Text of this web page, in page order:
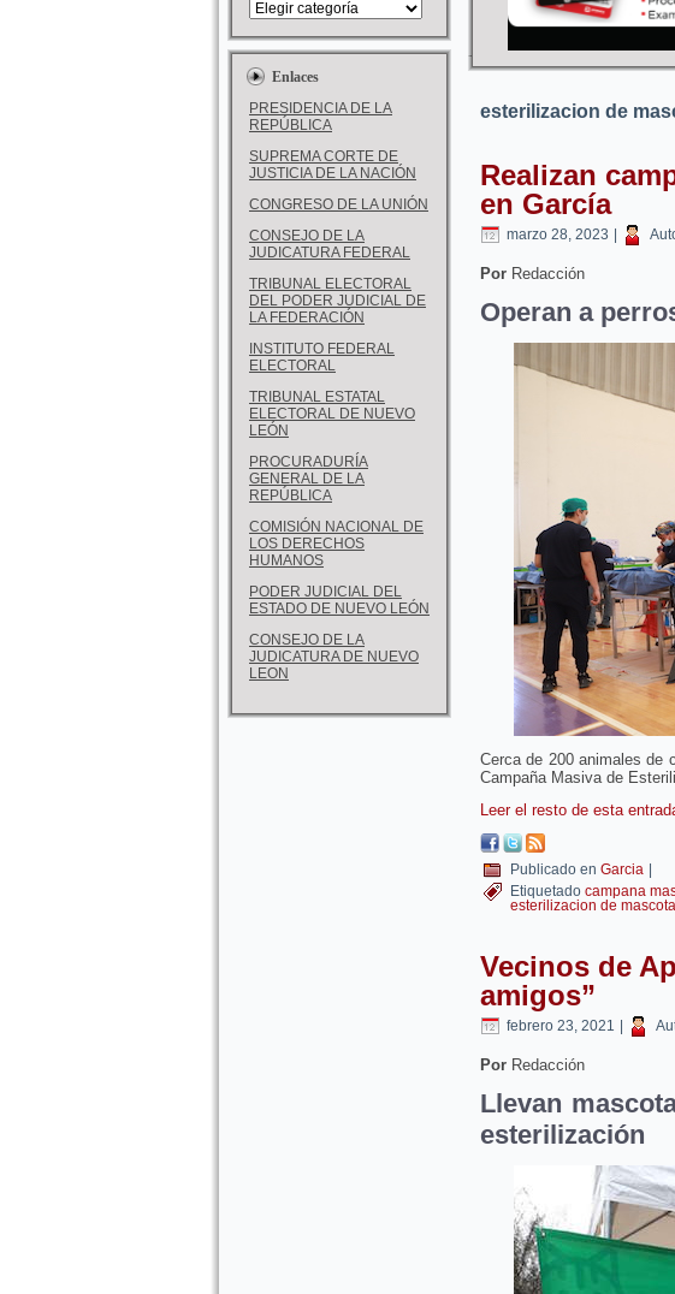
Enlaces
PRESIDENCIA DE LA
REPÚBLICA
SUPREMA CORTE DE
JUSTICIA DE LA NACIÓN
CONGRESO DE LA UNIÓN
CONSEJO DE LA
JUDICATURA FEDERAL
TRIBUNAL ELECTORAL
DEL PODER JUDICIAL DE
LA FEDERACIÓN
INSTITUTO FEDERAL
ELECTORAL
TRIBUNAL ESTATAL
ELECTORAL DE NUEVO
LEÓN
PROCURADURÍA
GENERAL DE LA
REPÚBLICA
COMISIÓN NACIONAL DE
LOS DERECHOS
HUMANOS
PODER JUDICIAL DEL
ESTADO DE NUEVO LEÓN
CONSEJO DE LA
JUDICATURA DE NUEVO
LEON
esterilizacion de
Realizan
en García
marzo 28, 2023
Por Redacción
Operan a
Cerca de 200 animales de
Campaña Masiva de
Leer el resto de esta
Publicado en Garcia
Etiquetado campana
esterilizacion de
Vecinos de
amigos”
febrero 23, 2021
Por Redacción
Llevan
esterilización